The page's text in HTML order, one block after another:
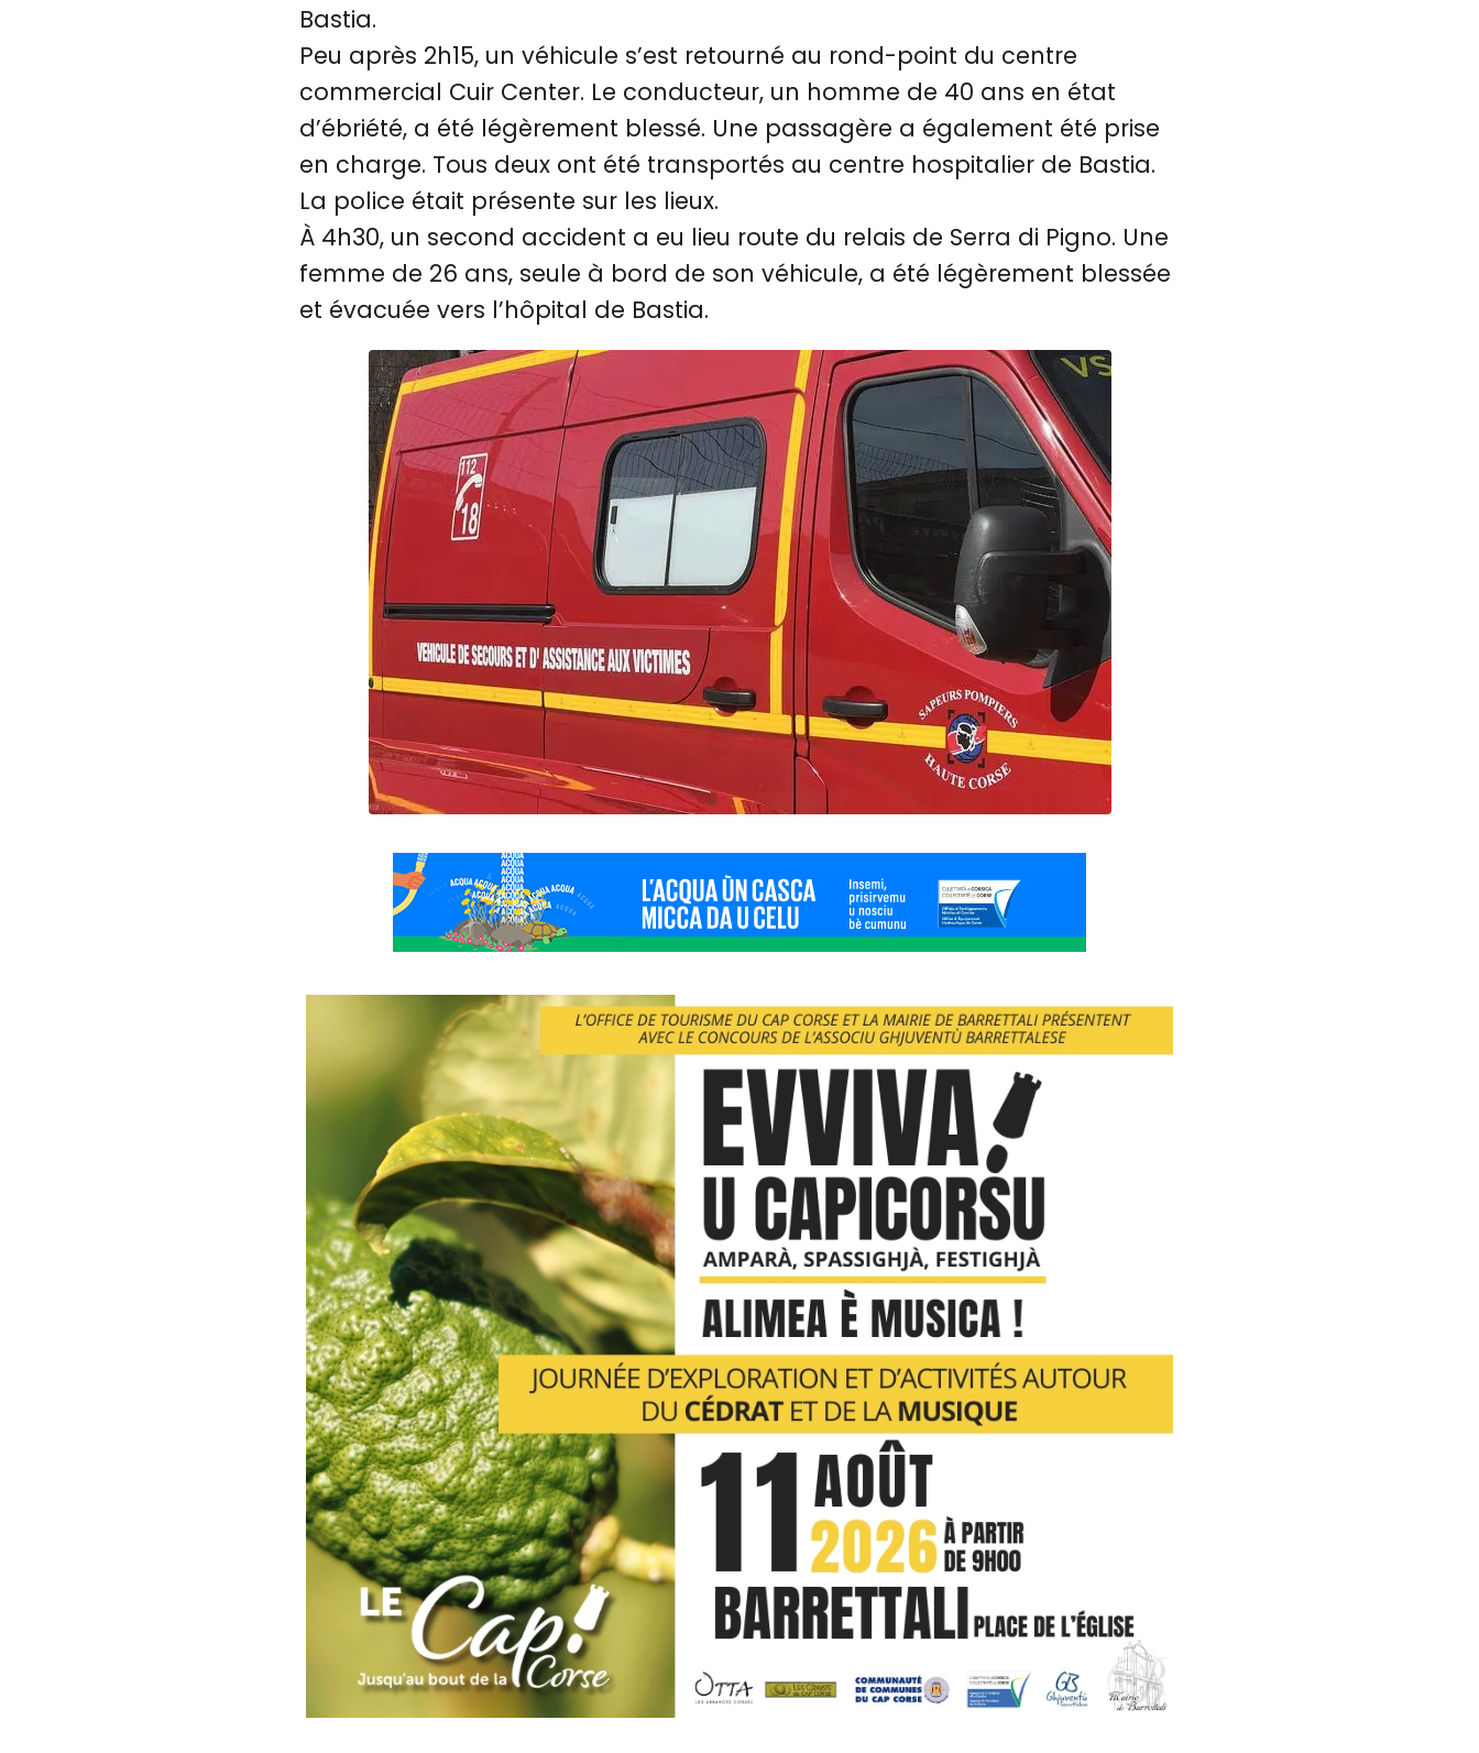
Bastia.
Peu après 2h15, un véhicule s’est retourné au rond-point du centre
commercial Cuir Center. Le conducteur, un homme de 40 ans en état
d’ébriété, a été légèrement blessé. Une passagère a également été prise
en charge. Tous deux ont été transportés au centre hospitalier de Bastia.
La police était présente sur les lieux.
À 4h30, un second accident a eu lieu route du relais de Serra di Pigno. Une
femme de 26 ans, seule à bord de son véhicule, a été légèrement blessée
et évacuée vers l’hôpital de Bastia.